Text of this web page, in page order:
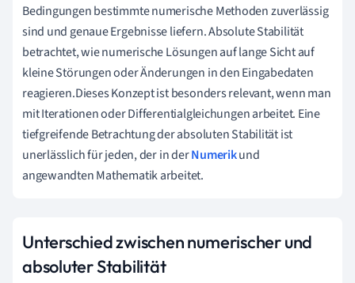
Bedingungen bestimmte numerische Methoden zuverlässig
sind und genaue Ergebnisse liefern. Absolute Stabilität
betrachtet, wie numerische Lösungen auf lange Sicht auf
kleine Störungen oder Änderungen in den Eingabedaten
reagieren.Dieses Konzept ist besonders relevant, wenn man
mit Iterationen oder Differentialgleichungen arbeitet. Eine
tiefgreifende Betrachtung der absoluten Stabilität ist
unerlässlich für jeden, der in derNumerikund
angewandten Mathematik arbeitet.
Unterschied zwischen numerischer und
absoluter Stabilität